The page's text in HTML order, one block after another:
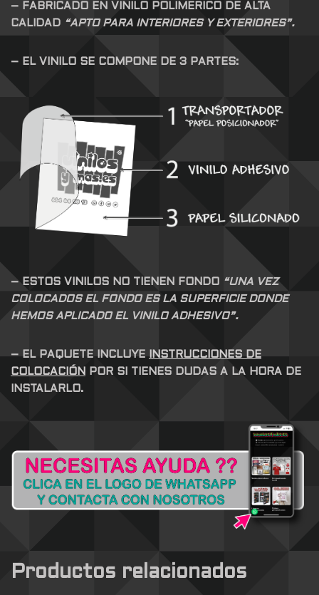
– FABRICADO EN VINILO POLIMERICO DE ALTA
CALIDAD “APTO PARA INTERIORES Y EXTERIORES”.
– EL VINILO SE COMPONE DE 3 PARTES:
– ESTOS VINILOS NO TIENEN FONDO “UNA VEZ
COLOCADOS EL FONDO ES LA SUPERFICIE DONDE
HEMOS APLICADO EL VINILO ADHESIVO”.
– EL PAQUETE INCLUYEINSTRUCCIONES DE
COLOCACIÓN
POR SI TIENES DUDAS A LA HORA DE
INSTALARLO.
Productos relacionados